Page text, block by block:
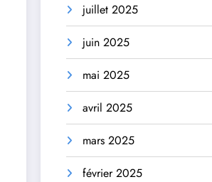
juillet 2025
juin 2025
mai 2025
avril 2025
mars 2025
février 2025